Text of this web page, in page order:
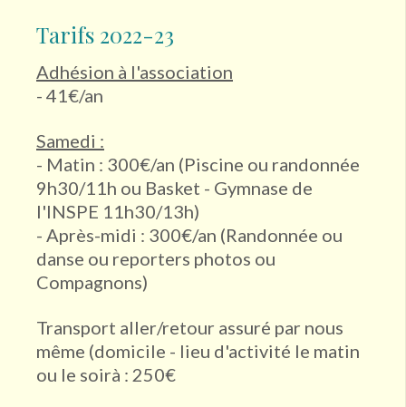
Tarifs 2022-23
Adhésion à l'association
- 41€/an
Samedi :
- Matin : 300€/an (Piscine ou randonnée
9h30/11h ou Basket - Gymnase de
l'INSPE 11h30/13h)
- Après-midi : 300€/an (Randonnée ou
danse ou reporters photos ou
Compagnons)
Transport aller/retour assuré par nous
même (domicile - lieu d'activité le matin
ou le soirà : 250€
Dimanche
Lieu
VHASI Ouest
Piscine de Vaise
Dojo de St Didier au Mont d’Or